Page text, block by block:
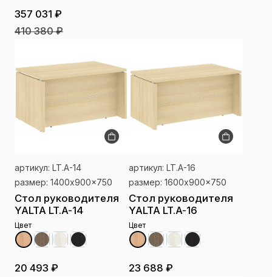
357 031 ₽
410 380 ₽
артикул: LT.A-14
размер: 1400x900x750
Стол руководителя
YALTA LT.A-14
Цвет
20 493 ₽
артикул: LT.A-16
размер: 1600x900x750
Стол руководителя
YALTA LT.A-16
Цвет
23 688 ₽